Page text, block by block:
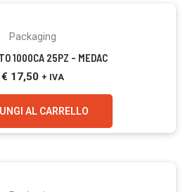
Packaging
1000CA 25PZ – MEDAC
€ 17,50 + IVA
AL CARRELLO